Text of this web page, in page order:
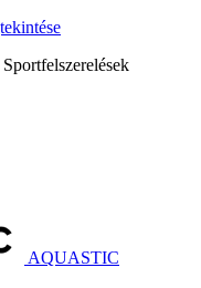
Sportfelszerelések
AQUASTIC